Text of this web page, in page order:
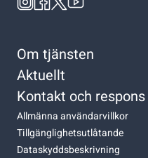
Om tjänsten
Aktuellt
Kontakt och respons
Allmänna användarvillkor
Tillgänglighetsutlåtande
Dataskyddsbeskrivning